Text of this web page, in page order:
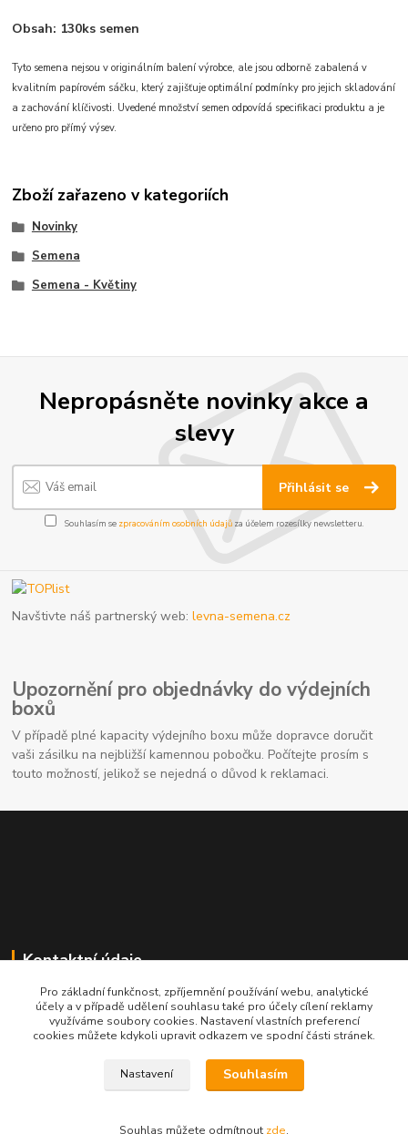
Obsah: 130ks semen
Tyto semena nejsou v originálním balení výrobce, ale jsou odborně zabalená v
kvalitním papírovém sáčku, který zajišťuje optimální podmínky pro jejich skladování
a zachování klíčivosti. Uvedené množství semen odpovídá specifikaci produktu a je
určeno pro přímý výsev.
Zboží zařazeno v kategoriích
Novinky
Semena
Semena - Květiny
Nepropásněte novinky akce a
slevy
Přihlásit se
Souhlasím se zpracováním osobních údajůza účelem rozesílky newsletteru.
Navštivte náš partnerský web:levna-semena.cz
Upozornění pro objednávky do výdejních
boxů
V případě plné kapacity výdejního boxu může dopravce doručit
vaši zásilku na nejbližší kamennou pobočku. Počítejte prosím s
touto možností, jelikož se nejedná o důvod k reklamaci.
Kontaktní údaje
704691325
info@rostliny-prozdravi.cz
Pro základní funkčnost, zpříjemnění používání webu, analytické
účely a v případě udělení souhlasu také pro účely cílení reklamy
využíváme soubory cookies. Nastavení vlastních preferencí
cookies můžete kdykoli upravit odkazem ve spodní části stránek.
Nastavení Souhlasím
Souhlas můžete odmítnout zde.